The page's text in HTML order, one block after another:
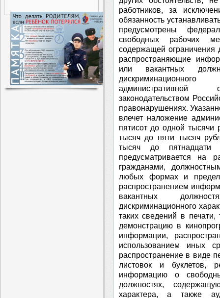
работников, за
обязанность
предусмотрены
свободных рабочих
содержащей ограничения
распространяющие
или вакантных
административной
законодательством
правонарушениях.
влечет наложение
пятисот до одной тысячи
тысяч до пяти тысяч
тысяч до пятнадцати
предусматривается на
гражданами,
любых формах и
распространением
вакантных
дискриминационного
таких сведений в
демонстрацию в
информации,
использованием иных
распространение в виде
листовок и буклетов,
информацию о
должностях,
характера, а также